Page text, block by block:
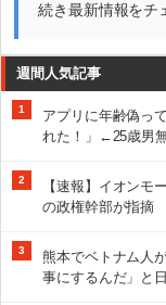
続き最新情報をチ
週間人気記事
1
アプリに年齢偽っ
れた！」←25歳男
2
【速報】イオン
の政権幹部が指摘
3
熊本でベトナム人
事にするんだ」と